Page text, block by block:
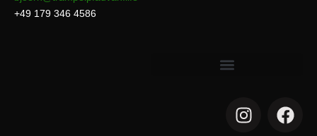
+49 179 346 4586
I
n
F
a